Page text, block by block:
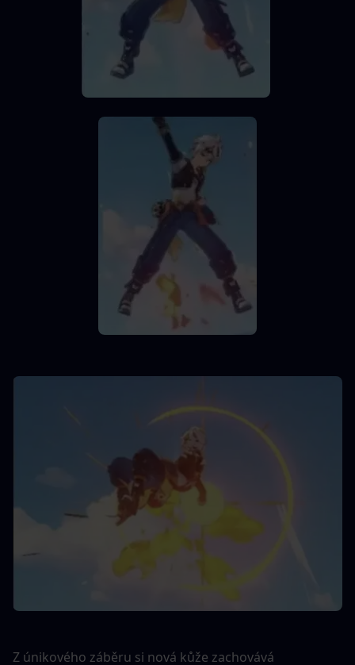
Z únikového záběru si nová kůže zachovává